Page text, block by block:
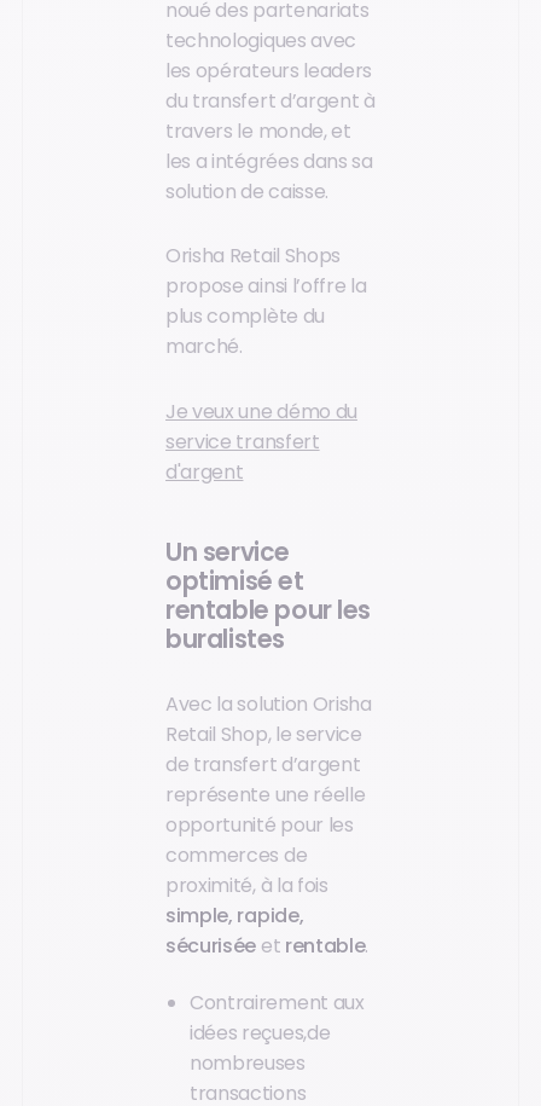
noué des partenariats
technologiques avec
les opérateurs leaders
du transfert d’argent à
travers le monde, et
les a intégrées dans sa
solution de caisse.
Orisha Retail Shops
propose ainsi l’offre la
plus complète du
marché.
Je veux une démo du
service transfert
d'argent
Un service
optimisé et
rentable pour les
buralistes
Avec la solution Orisha
Retail Shop, le service
de transfert d’argent
représente une réelle
opportunité pour les
commerces de
proximité, à la fois
simple, rapide,
sécurisée et rentable.
Contrairement aux
idées reçues,de
nombreuses
transactions